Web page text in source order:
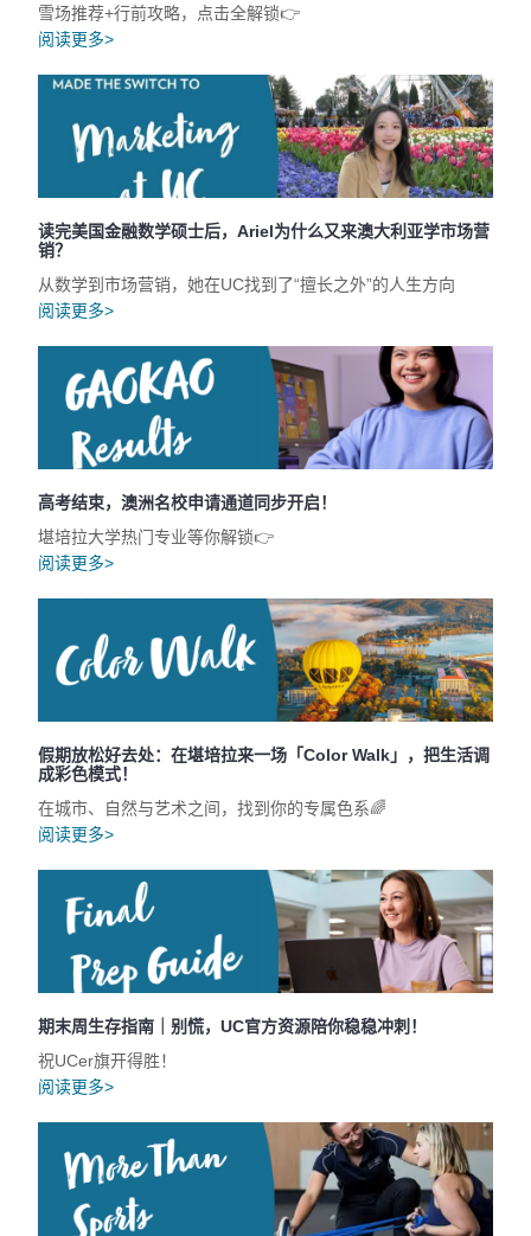
雪场推荐+行前攻略，点击全解锁👉
阅读更多>
读完美国金融数学硕士后，Ariel为什么又来澳大利亚学市场营
销？
从数学到市场营销，她在UC找到了“擅长之外”的人生方向
阅读更多>
高考结束，澳洲名校申请通道同步开启！
堪培拉大学热门专业等你解锁👉
阅读更多>
假期放松好去处：在堪培拉来一场「Color Walk」，把生活调
成彩色模式！
在城市、自然与艺术之间，找到你的专属色系🌈
阅读更多>
期末周生存指南｜别慌，UC官方资源陪你稳稳冲刺！
祝UCer旗开得胜！
阅读更多>